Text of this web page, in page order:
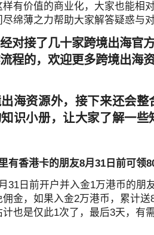
样有价值的商业化，大家也能相
尽绵薄之力帮助大家解答疑惑与
经对接了几十家跨境出海官
程的，欢迎更多跨境出海
海资源外，接下来还会
识小册，让大家了解一些
有香港卡的朋友8月31日前可领
31日前开户并入金1万港币的朋
佣金，如果入金2万港币，累计
也是仅此1次了，最后3天，有